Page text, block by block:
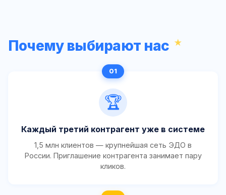
Почему выбирают нас
🏆
Каждый третий контрагент уже в системе
1,5 млн клиентов — крупнейшая сеть ЭДО в
России. Приглашение контрагента занимает пару
кликов.